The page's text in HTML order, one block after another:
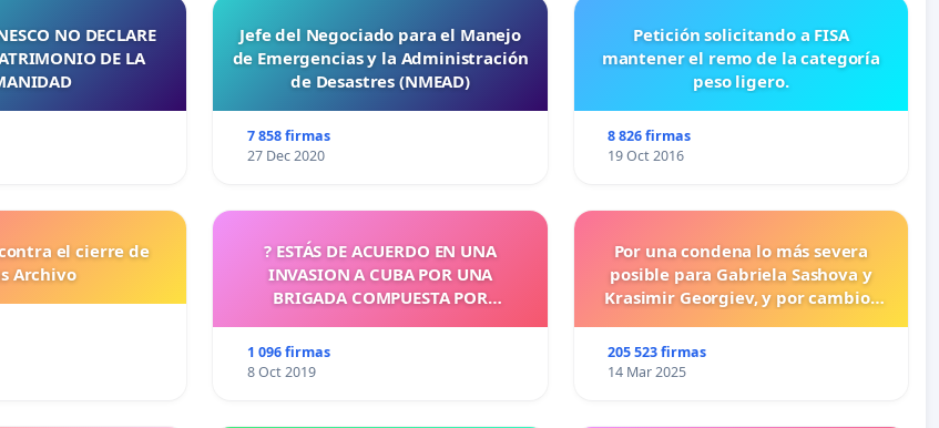
NO DECLARE
DE LA
Jefe del Negociado para el Manejo
de Emergencias y la Administración
de Desastres (NMEAD)
7 858 firmas
27 Dec 2020
Petición solicitando a FISA
mantener el remo de la categoría
peso ligero.
8 826 firmas
19 Oct 2016
el cierre de
Archivo
? ESTÁS DE ACUERDO EN UNA
INVASION A CUBA POR UNA
BRIGADA COMPUESTA POR
1 096 firmas
8 Oct 2019
Por una condena lo más severa
posible para Gabriela Sashova y
Krasimir Georgiev, y por cambios
más duras para los crímenes
cometidos contra los animales.
205 523 firmas
14 Mar 2025